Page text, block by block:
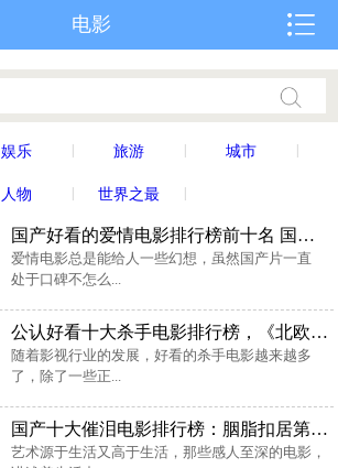
电影
娱乐 旅游 城市
人物 世界之最
国产好看的爱情电影排行榜前十名 国产十大经典爱情片推荐
爱情电影总是能给人一些幻想，虽然国产片一直
处于口碑不怎么...
公认好看十大杀手电影排行榜，《北欧人》排第一名
随着影视行业的发展，好看的杀手电影越来越多
了，除了一些正...
国产十大催泪电影排行榜：胭脂扣居第一，你看了几部？
艺术源于生活又高于生活，那些感人至深的电影，